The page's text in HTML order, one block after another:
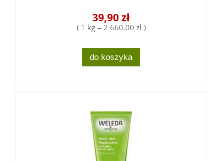
39,90 zł
( 1 kg = 2 660,00 zł )
do koszyka